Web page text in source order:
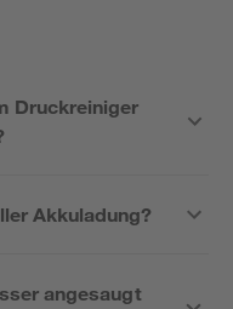
Druckreiniger
Akkuladung?
angesaugt